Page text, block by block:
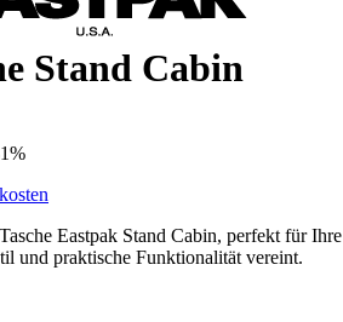
Stand Cabin
Eastpak Stand Cabin, perfekt für Ihre
und praktische Funktionalität vereint.